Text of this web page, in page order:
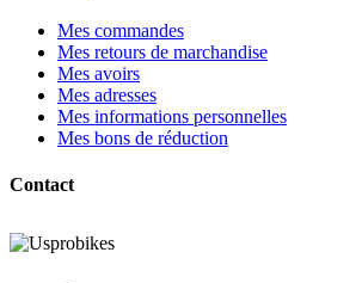
Mes commandes
Mes retours de marchandise
Mes avoirs
Mes adresses
Mes informations personnelles
Mes bons de réduction
Contact